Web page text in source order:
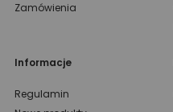
Zamówienia
Informacje
Regulamin